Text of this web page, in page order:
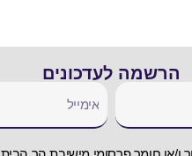
הרשמה לעדכונים